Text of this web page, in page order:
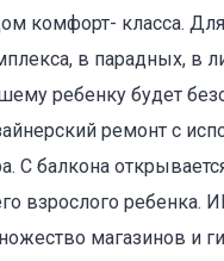
комфорт- класса.
в парадных, в
ребенку будет
ремонт с
балкона
взрослого ребенка.
магазинов и